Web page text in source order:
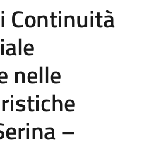
Continuità
nelle
–